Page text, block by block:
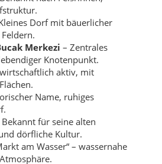
Dorf mit bäuerlicher
Merkezi – Zentrales
Knotenpunkt.
aktiv, mit
Name, ruhiges
Bekannt für seine alten
dörfliche Kultur.
am Wasser“ – wassernahe